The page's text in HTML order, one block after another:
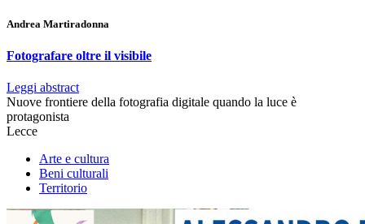
Andrea Martiradonna
Fotografare oltre il visibile
Leggi abstract
Nuove frontiere della fotografia digitale quando la luce è
protagonista
Lecce
Arte e cultura
Beni culturali
Territorio